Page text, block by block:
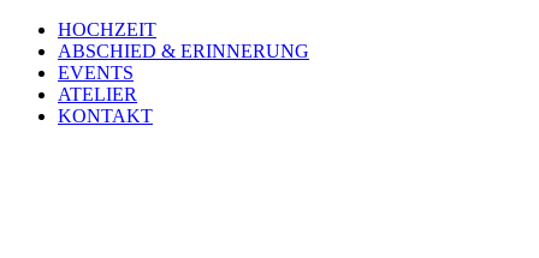
HOCHZEIT
ABSCHIED & ERINNERUNG
EVENTS
ATELIER
KONTAKT